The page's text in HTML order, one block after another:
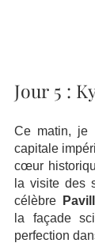
Jour 5 :
Ce matin, je
capitale
cœur
la visite des
célèbre
la façade
perfection